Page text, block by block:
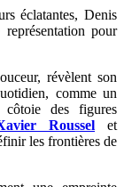
éclatantes, Denis
pour
révèlent son
comme un
des figures
Roussel et
les frontières de